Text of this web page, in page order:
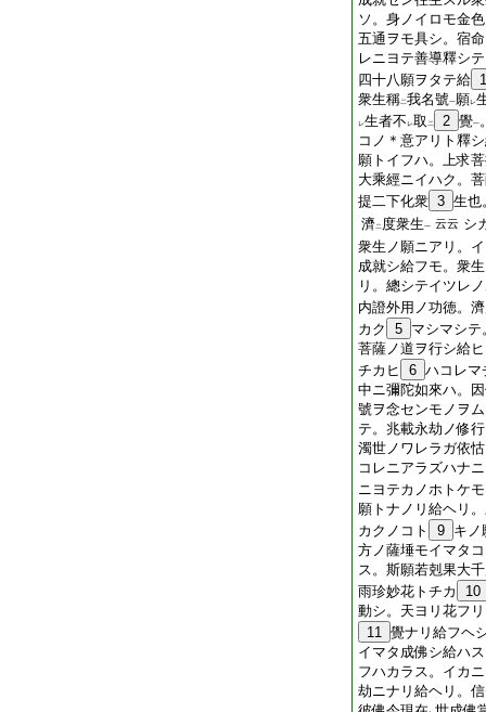
ソ。身ノイロモ金
五通ヲモ具シ。宿
レニヨテ善導釋シ
四十八願ヲタテ給 1
衆生稱二我名號一願レ
レ生者不 レ取 二 2 覺一
コノ＊意アリト釋
願トイフハ。上求
大乘經ニイハク。
提二下化衆 3 生也
濟二 度衆生一 云云 シ
衆生ノ願ニアリ。
成就シ給フモ。衆
リ。總シテイツレ
内證外用ノ功徳。
カク
5 マシマシ
菩薩ノ道ヲ行シ給
チカヒ
6 ハコレマ
中ニ彌陀如來ハ。
號ヲ念センモノヲ
テ。兆載永劫ノ修
濁世ノワレラガ依
コレニアラズハナ
ニヨテカノホトケ
願トナノリ給ヘリ
カクノコト
9 キノ
方ノ薩埵モイマタ
ス。斯願若剋果大
雨珍妙花トチカ
10
動シ。天ヨリ花フ
11 覺ナリ給フヘ
イマタ成佛シ給ハ
フハカラス。イカ
劫ニナリ給ヘリ。